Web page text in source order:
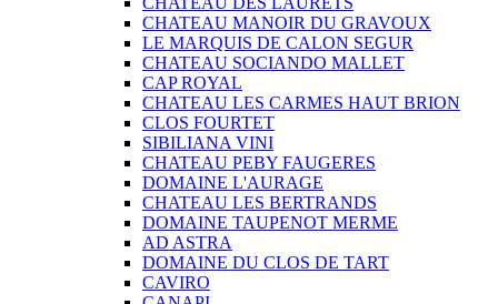
CHATEAU MANOIR DU GRAVOUX
LE MARQUIS DE CALON SEGUR
CHATEAU SOCIANDO MALLET
CAP ROYAL
CHATEAU LES CARMES HAUT BRION
CLOS FOURTET
SIBILIANA VINI
CHATEAU PEBY FAUGERES
DOMAINE L'AURAGE
CHATEAU LES BERTRANDS
DOMAINE TAUPENOT MERME
AD ASTRA
DOMAINE DU CLOS DE TART
CAVIRO